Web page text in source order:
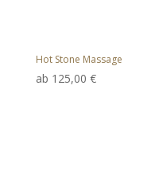
Hot Stone Massage
ab 125,00 €